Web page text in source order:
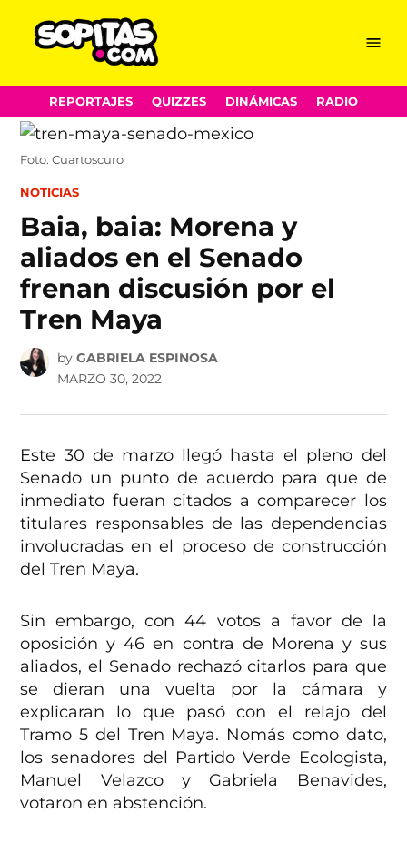
Skip
to
content
Menu
REPORTAJES QUIZZES DINÁMICAS RADIO
Foto: Cuartoscuro
POSTED
NOTICIAS
Baia, baia: Morena y
aliados en el Senado
frenan discusión por el
Tren Maya
by GABRIELA ESPINOSA
MARZO 30, 2022
Este 30 de marzo llegó hasta el pleno del
Senado un punto de acuerdo para que de
inmediato fueran citados a comparecer los
titulares responsables de las dependencias
involucradas en el proceso de construcción
del Tren Maya.
Sin embargo, con 44 votos a favor de la
oposición y 46 en contra de Morena y sus
aliados, el Senado rechazó citarlos para que
se dieran una vuelta por la cámara y
explicaran lo que pasó con el relajo del
Tramo 5 del Tren Maya. Nomás como dato,
los senadores del Partido Verde Ecologista,
Manuel Velazco y Gabriela Benavides,
votaron en abstención.